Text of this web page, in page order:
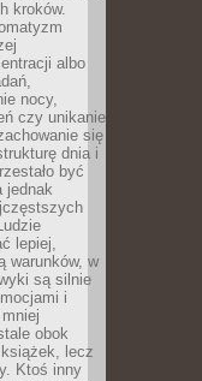
kroków.
albo
nocy,
czy unikanie
się
dnia i
być
jednak
lepiej,
warunków, w
są silnie
i
obok
lecz
Ktoś inny